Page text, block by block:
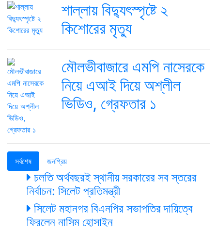
শাল্লায় বিদ্যুৎস্পৃষ্টে ২
কিশোরের মৃত্যু
মৌলভীবাজারে এমপি নাসেরকে
নিয়ে এআই দিয়ে অশ্লীল
ভিডিও, গ্রেফতার ১
সর্বশেষ জনপ্রিয়
চলতি অর্থবছরই স্থানীয় সরকারের সব স্তরের
নির্বাচন: সিলেট প্রতিমন্ত্রী
সিলেট মহানগর বিএনপির সভাপতির দায়িত্বে
ফিরলেন নাসিম হোসাইন